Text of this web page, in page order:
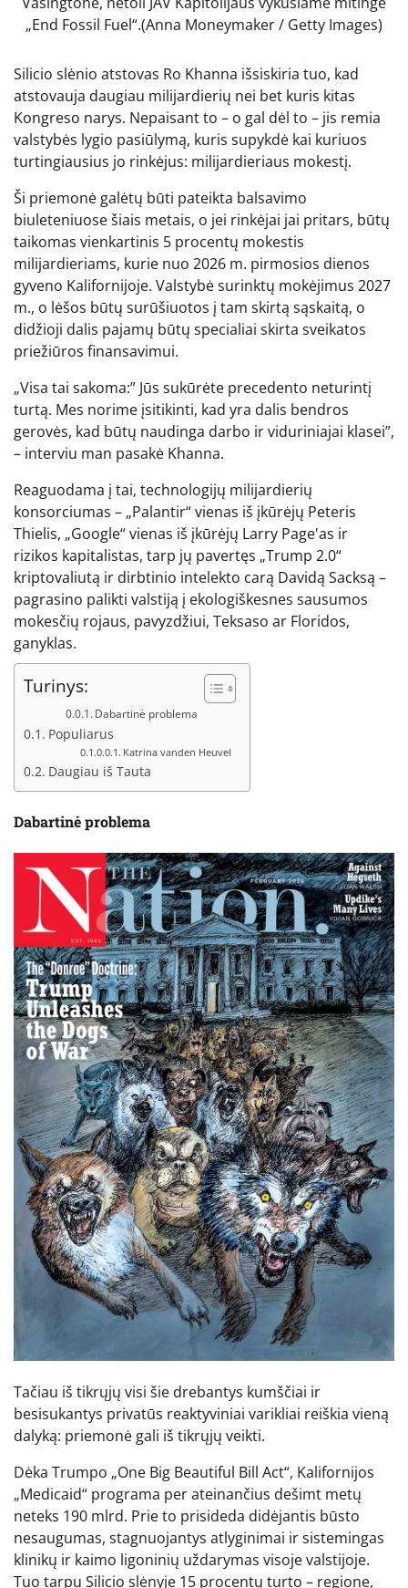
„End Fossil Fuel“.(Anna Moneymaker / Getty Images)
Silicio slėnio atstovas Ro Khanna išsiskiria tuo, kad
atstovauja daugiau milijardierių nei bet kuris kitas
Kongreso narys. Nepaisant to – o gal dėl to – jis remia
valstybės lygio pasiūlymą, kuris supykdė kai kuriuos
turtingiausius jo rinkėjus: milijardieriaus mokestį.
Ši priemonė galėtų būti pateikta balsavimo
biuleteniuose šiais metais, o jei rinkėjai jai pritars, būtų
taikomas vienkartinis 5 procentų mokestis
milijardieriams, kurie nuo 2026 m. pirmosios dienos
gyveno Kalifornijoje. Valstybė surinktų mokėjimus 2027
m., o lėšos būtų surūšiuotos į tam skirtą sąskaitą, o
didžioji dalis pajamų būtų specialiai skirta sveikatos
priežiūros finansavimui.
„Visa tai sakoma:” Jūs sukūrėte precedento neturintį
turtą. Mes norime įsitikinti, kad yra dalis bendros
gerovės, kad būtų naudinga darbo ir viduriniajai klasei”,
– interviu man pasakė Khanna.
Reaguodama į tai, technologijų milijardierių
konsorciumas – „Palantir“ vienas iš įkūrėjų Peteris
Thielis, „Google“ vienas iš įkūrėjų Larry Page'as ir
rizikos kapitalistas, tarp jų pavertęs „Trump 2.0“
kriptovaliutą ir dirbtinio intelekto carą Davidą Sacksą –
pagrasino palikti valstiją į ekologiškesnes sausumos
mokesčių rojaus, pavyzdžiui, Teksaso ar Floridos,
ganyklas.
Turinys:
Dabartinė problema
Populiarus
Katrina vanden Heuvel
Daugiau iš Tauta
Dabartinė problema
Tačiau iš tikrųjų visi šie drebantys kumščiai ir
besisukantys privatūs reaktyviniai varikliai reiškia vieną
dalyką: priemonė gali iš tikrųjų veikti.
Dėka Trumpo „One Big Beautiful Bill Act“, Kalifornijos
„Medicaid“ programa per ateinančius dešimt metų
neteks 190 mlrd. Prie to prisideda didėjantis būsto
nesaugumas, stagnuojantys atlyginimai ir sistemingas
klinikų ir kaimo ligoninių uždarymas visoje valstijoje.
Tuo tarpu Silicio slėnyje 15 procentų turto – regione,